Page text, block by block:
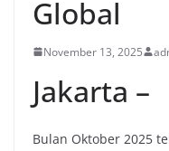
Global
November 13, 2025
Jakarta –
Bulan Oktober 2025